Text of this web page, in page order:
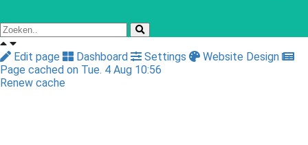
Edit page Dashboard Settings
Website Design
Page cached on Tue. 4 Aug 10:56
Renew cache